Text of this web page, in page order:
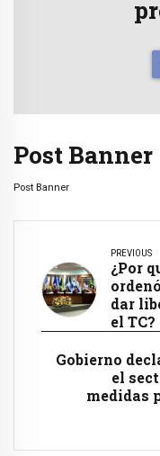
Post Banner
Post Banner
PREVIOUS
¿Por
dar
el TC?
Gobierno
el
medidas